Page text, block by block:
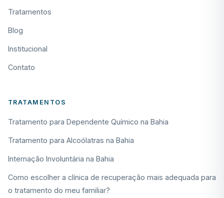
Tratamentos
Blog
Institucional
Contato
TRATAMENTOS
Tratamento para Dependente Químico na Bahia
Tratamento para Alcoólatras na Bahia
Internação Involuntária na Bahia
Como escolher a clínica de recuperação mais adequada para
o tratamento do meu familiar?